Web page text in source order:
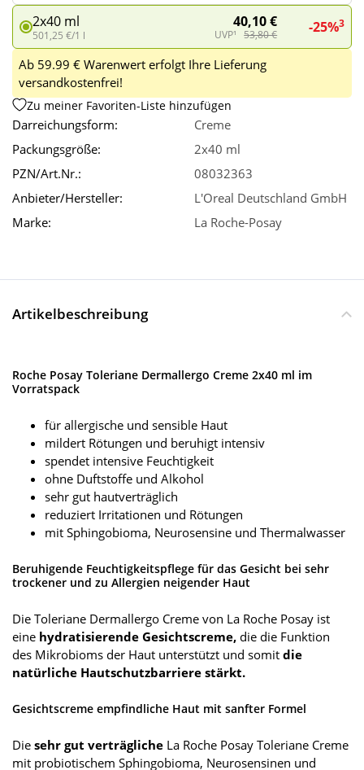
2x40 ml
501,25 €/1 l
40,10 €
UVP¹ 53,80 € -25%3
Ab 59.99 € Warenwert erfolgt Ihre Lieferung
versandkostenfrei!
Zu meiner Favoriten-Liste hinzufügen
Darreichungsform:
Creme
Packungsgröße:
2x40 ml
PZN/Art.Nr.:
08032363
Anbieter/Hersteller:
L'Oreal Deutschland GmbH
Marke:
La Roche-Posay
Artikelbeschreibung
Roche Posay Toleriane Dermallergo Creme 2x40 ml im
Vorratspack
für allergische und sensible Haut
mildert Rötungen und beruhigt intensiv
spendet intensive Feuchtigkeit
ohne Duftstoffe und Alkohol
sehr gut hautverträglich
reduziert Irritationen und Rötungen
mit Sphingobioma, Neurosensine und Thermalwasser
Beruhigende Feuchtigkeitspflege für das Gesicht bei sehr
trockener und zu Allergien neigender Haut
Die Toleriane Dermallergo Creme von La Roche Posay ist
eine hydratisierende Gesichtscreme, die die Funktion
des Mikrobioms der Haut unterstützt und somit die
natürliche Hautschutzbarriere stärkt.
Gesichtscreme empfindliche Haut mit sanfter Formel
Die sehr gut verträgliche La Roche Posay Toleriane Creme
mit probiotischem Sphingobioma, Neurosensinen und